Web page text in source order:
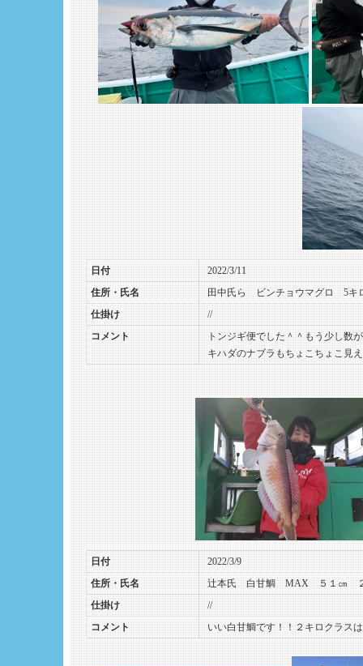
日付
2022/3/11
住所・氏名
田中氏ら ビンチョウマグロ 5
仕掛け
//
コメント
トンジギ便でした＾＾もう少し数
キハダのナブラもちょこちょこ見
日付
2022/3/9
住所・氏名
辻本氏 白甘鯛 MAX ５１㎝
仕掛け
//
コメント
いい白甘鯛です！！２キロクラス